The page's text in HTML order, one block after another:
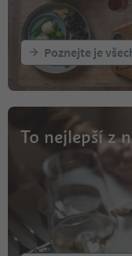
Poznejte je
To nejlepší z